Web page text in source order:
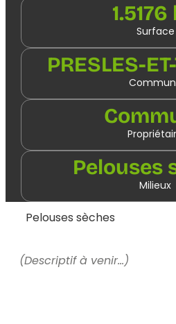
1.5176
Surface
PRESLES-
Pelouses
Milieux
Pelouses sèches
(Descriptif à venir…)